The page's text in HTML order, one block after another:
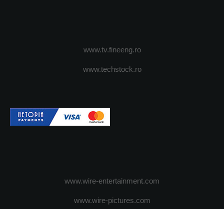
www.tv.fineeng.ro
www.techstock.ro
www.wire-entertainment.com
www.wire-pictures.com